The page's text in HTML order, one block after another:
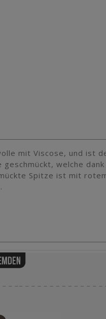
mit Viscose, und ist
welche
Spitze ist mit